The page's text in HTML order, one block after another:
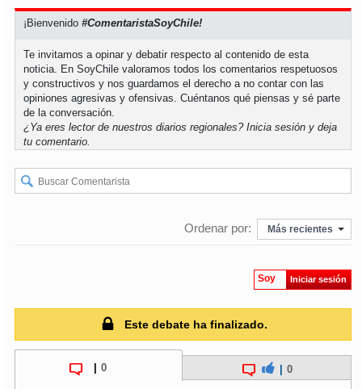
soypuertomontt
soychiloé
¡Bienvenido#ComentaristaSoyChile!
Te invitamos a opinar y debatir respecto al contenido de esta
noticia. En SoyChile valoramos todos los comentarios respetuosos
y constructivos y nos guardamos el derecho a no contar con las
opiniones agresivas y ofensivas. Cuéntanos qué piensas y sé parte
de la conversación.
¿Ya eres lector de nuestros diarios regionales?Inicia sesión y deja
tu comentario.
Ordenar por: Más recientes
Soy Iniciar sesión
Este debate ha finalizado.
0 0